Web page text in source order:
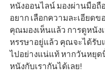
หนังออนไลน์ มองผ่านมือถื
อยาก เลือกความละเอียด
คุณมองเห็นแล้ว การดูหนัง
หรรษาอยู่แล้ว คุณจะได้รับ
ไปอย่างแน่แท้ หากวันหยุ
หนังกับเรากันได้เลย!